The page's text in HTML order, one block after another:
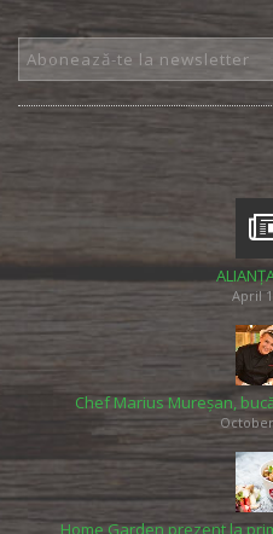
April
Chef Marius Mureșan,
Home Garden prezent la